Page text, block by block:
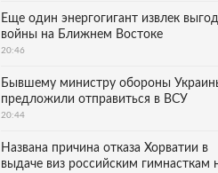
Еще один энергогигант извлек
войны на Ближнем Востоке
20:46
Бывшему министру обороны
предложили отправиться в ВСУ
20:44
Названа причина отказа Хорватии в
выдаче виз российским гимнасткам